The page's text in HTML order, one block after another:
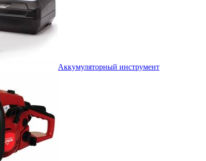
Аккумуляторный инструмент